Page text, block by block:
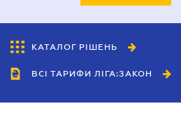
КАТАЛОГ РІШЕНЬ
ВСІ ТАРИФИ ЛІГА:ЗАКОН